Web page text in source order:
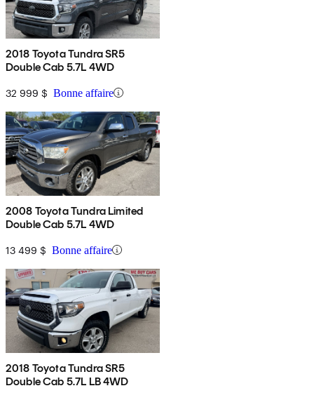
2018 Toyota Tundra SR5
Double Cab 5.7L 4WD
32 999 $ Bonne affaire
2008 Toyota Tundra Limited
Double Cab 5.7L 4WD
13 499 $ Bonne affaire
2018 Toyota Tundra SR5
Double Cab 5.7L LB 4WD